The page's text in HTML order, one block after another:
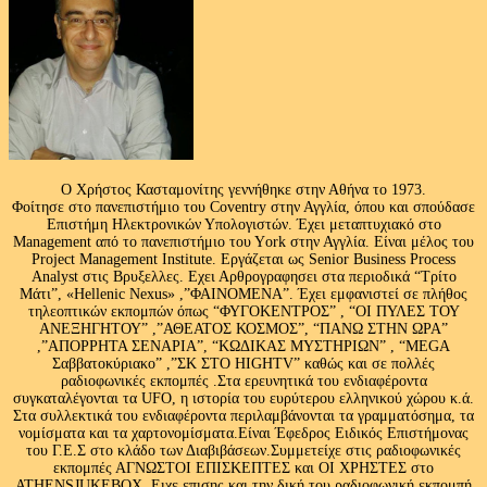
Ο Χρήστος Κασταμονίτης γεννήθηκε στην Αθήνα το 1973.
Φοίτησε στο πανεπιστήμιο του Coventry στην Αγγλία, όπου και σπούδασε
Επιστήμη Ηλεκτρονικών Υπολογιστών. Έχει μεταπτυχιακό στο
Management από το πανεπιστήμιο του Υork στην Αγγλία. Είναι μέλος του
Project Management Institute. Εργάζεται ως Senior Business Process
Analyst στις Βρυξελλες. Εχει Αρθρογραφησει στα περιοδικά “Τρίτο
Μάτι”, «Hellenic Nexus» ,”ΦΑΙΝΟΜΕΝΑ”. Έχει εμφανιστεί σε πλήθος
τηλεοπτικών εκπομπών όπως “ΦΥΓΟΚΕΝΤΡΟΣ” , “ΟΙ ΠΥΛΕΣ ΤΟΥ
ΑΝΕΞΗΓΗΤΟΥ” ,”ΑΘΕΑΤΟΣ ΚΟΣΜΟΣ”, “ΠΑΝΩ ΣΤΗΝ ΩΡΑ”
,”ΑΠΟΡΡΗΤΑ ΣΕΝΑΡΙΑ”, “ΚΩΔΙΚΑΣ ΜΥΣΤΗΡΙΩΝ” , “MEGA
Σαββατοκύριακο” ,”ΣΚ ΣΤΟ HIGHTV” καθώς και σε πολλές
ραδιοφωνικές εκπομπές .Στα ερευνητικά του ενδιαφέροντα
συγκαταλέγονται τα UFO, η ιστορία του ευρύτερου ελληνικού χώρου κ.ά.
Στα συλλεκτικά του ενδιαφέροντα περιλαμβάνονται τα γραμματόσημα, τα
νομίσματα και τα χαρτονομίσματα.Είναι Έφεδρος Ειδικός Επιστήμονας
του Γ.Ε.Σ στο κλάδο των Διαβιβάσεων.Συμμετείχε στις ραδιοφωνικές
εκπομπές ΑΓΝΩΣΤΟΙ ΕΠΙΣΚΕΠΤΕΣ και ΟΙ ΧΡΗΣΤΕΣ στο